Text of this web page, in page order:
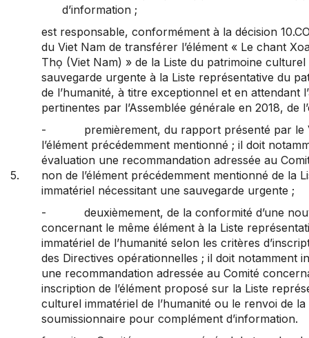
d’information ;
5.
est responsable, conformément à la décision
du Viet Nam de transférer l’élément « Le chant
Thọ (Viet Nam) » de la Liste du patrimoine
sauvegarde urgente à la Liste représentative du
de l’humanité, à titre exceptionnel et en attendant
pertinentes par l’Assemblée générale en 2018, de
- premièrement, du rapport présenté par le
l’élément précédemment mentionné ; il doit
évaluation une recommandation adressée au
non de l’élément précédemment mentionné de la
immatériel nécessitant une sauvegarde urgente ;
- deuxièmement, de la conformité d’une
concernant le même élément à la Liste
immatériel de l’humanité selon les critères
des Directives opérationnelles ; il doit notamment
une recommandation adressée au Comité
inscription de l’élément proposé sur la Liste
culturel immatériel de l’humanité ou le renvoi de la
soumissionnaire pour complément d’information.